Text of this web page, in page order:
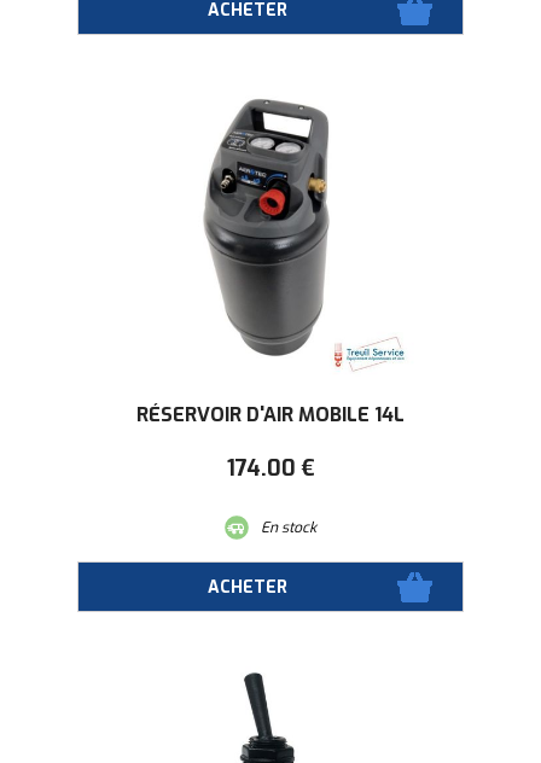
RÉSERVOIR D'AIR MOBILE 14L
174.00 €
En stock